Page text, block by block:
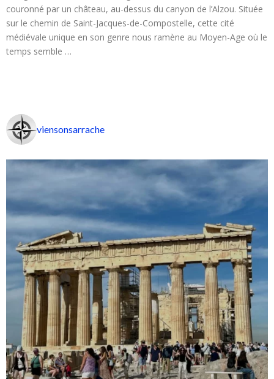
couronné par un château, au-dessus du canyon de l’Alzou. Située
sur le chemin de Saint-Jacques-de-Compostelle, cette cité
médiévale unique en son genre nous ramène au Moyen-Age où le
temps semble …
viensonsarrache